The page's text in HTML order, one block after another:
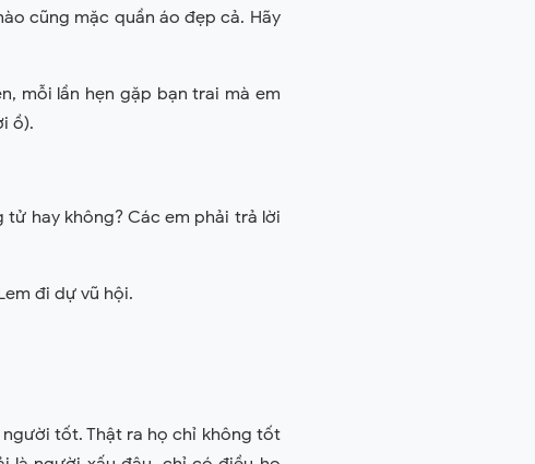
cũng mặc quần áo đẹp cả. Hãy
mỗi lần hẹn gặp bạn trai mà em
ồ).
tử hay không? Các em phải trả lời
đi dự vũ hội.
tốt. Thật ra họ chỉ không tốt